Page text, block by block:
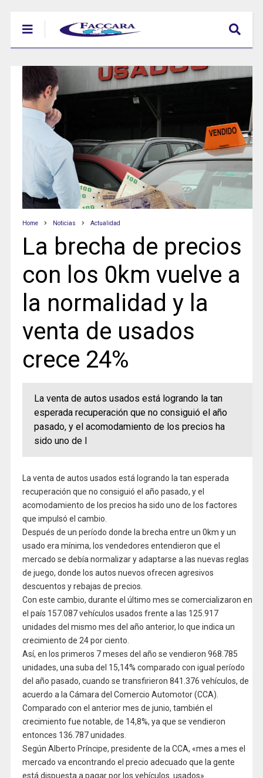
Home Noticias Actualidad
La brecha de precios
con los 0km vuelve a
la normalidad y la
venta de usados
crece 24%
La venta de autos usados está logrando la tan
esperada recuperación que no consiguió el año
pasado, y el acomodamiento de los precios ha
sido uno de l
La venta de autos usados está logrando la tan esperada
recuperación que no consiguió el año pasado, y el
acomodamiento de los precios ha sido uno de los factores
que impulsó el cambio.
Después de un período donde la brecha entre un 0km y un
usado era mínima, los vendedores entendieron que el
mercado se debía normalizar y adaptarse a las nuevas reglas
de juego, donde los autos nuevos ofrecen agresivos
descuentos y rebajas de precios.
Con este cambio, durante el último mes se comercializaron en
el país 157.087 vehículos usados frente a las 125.917
unidades del mismo mes del año anterior, lo que indica un
crecimiento de 24 por ciento.
Así, en los primeros 7 meses del año se vendieron 968.785
unidades, una suba del 15,14% comparado con igual período
del año pasado, cuando se transfirieron 841.376 vehículos, de
acuerdo a la Cámara del Comercio Automotor (CCA).
Comparado con el anterior mes de junio, también el
crecimiento fue notable, de 14,8%, ya que se vendieron
entonces 136.787 unidades.
Según Alberto Príncipe, presidente de la CCA, «mes a mes el
mercado va encontrando el precio adecuado que la gente
está dispuesta a pagar por los vehículos. usados».